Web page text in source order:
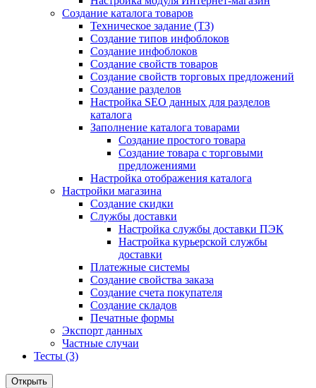
Создание каталога товаров
Техническое задание (ТЗ)
Создание типов инфоблоков
Создание инфоблоков
Создание свойств товаров
Создание свойств торговых предложений
Создание разделов
Настройка SEO данных для разделов
каталога
Заполнение каталога товарами
Создание простого товара
Создание товара с торговыми
предложениями
Настройка отображения каталога
Настройки магазина
Создание скидки
Службы доставки
Настройка службы доставки ПЭК
Настройка курьерской службы
доставки
Платежные системы
Создание свойства заказа
Создание счета покупателя
Создание складов
Печатные формы
Экспорт данных
Частные случаи
Тесты (3)
Открыть